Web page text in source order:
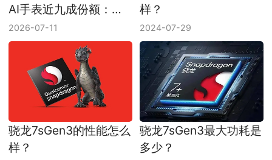
AI手表近九成份额：健
康功能成了真正护城河
2026-07-11
样？
2024-07-29
骁龙7sGen3的性能怎么
样？
骁龙7sGen3最大功耗是
多少？